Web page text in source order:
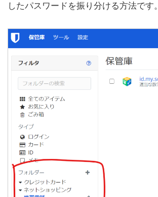
したパスワードを振り分ける方法です。